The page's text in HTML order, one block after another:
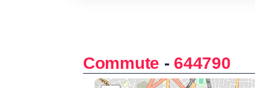
Commute - 644790